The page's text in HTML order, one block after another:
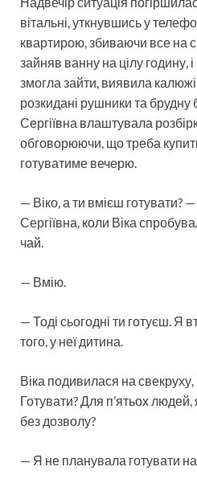
вітальні, уткнувшись у
квартирою, збиваючи все на
зайняв ванну на цілу годину,
змогла зайти, виявила калюжі
розкидані рушники та брудну
Сергіївна влаштувала
обговорюючи, що треба
готуватиме вечерю.
— Віко, а ти вмієш готувати?
Сергіївна, коли Віка
чай.
— Вмію.
— Тоді сьогодні ти готуєш. Я
того, у неї дитина.
Віка подивилася на
Готувати? Для п’ятьох людей,
без дозволу?
— Я не планувала готувати на